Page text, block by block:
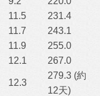
11.5
231.4
11.7
243.1
11.9
255.0
12.1 267.0
12.3
279.3 (約
12天)